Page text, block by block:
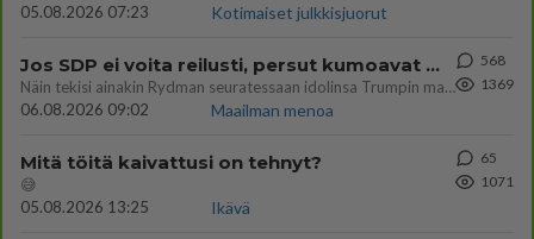
05.08.2026 07:23
Kotimaiset julkkisjuorut
Jos SDP ei voita reilusti, persut kumoavat demokratian Suomesta
Näin tekisi ainakin Rydman seuratessaan idolinsa Trumpin mallia https://www.is.fi/politiikka/art-2000012187244.html
06.08.2026 09:02
Maailman menoa
568
1369
Mitä töitä kaivattusi on tehnyt?
😅
05.08.2026 13:25
Ikävä
65
1071